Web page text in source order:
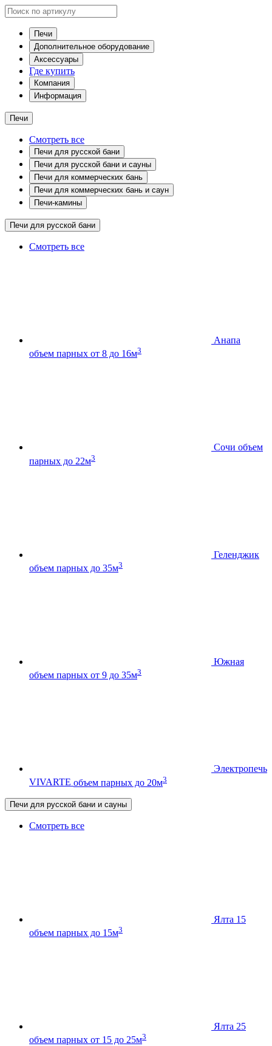
Печи
Дополнительное оборудование
Аксессуары
Где купить
Компания
Информация
Печи
Смотреть все
Печи для русской бани
Печи для русской бани и сауны
Печи для коммерческих бань
Печи для коммерческих бань и саун
Печи-камины
Печи для русской бани
Смотреть все
Анапа
объем парных от 8 до 16м3
Сочи объем
парных до 22м3
Геленджик
объем парных до 35м3
Южная
объем парных от 9 до 35м3
Электропечь
VIVARTE объем парных до 20м3
Печи для русской бани и сауны
Смотреть все
Ялта 15
объем парных до 15м3
Ялта 25
объем парных от 15 до 25м3